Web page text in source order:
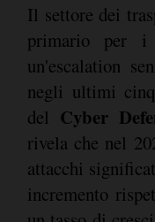
Il settore dei
primario per i
un'escalation
negli ultimi
del Cyber
rivela che nel
attacchi
incremento